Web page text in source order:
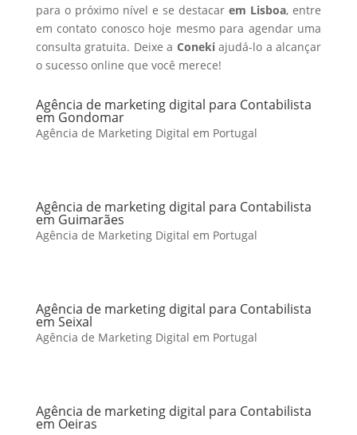
para o próximo nível e se destacarem Lisboa, entre
em contato conosco hoje mesmo para agendar uma
consulta gratuita. Deixe a Conekiajudá-lo a alcançar
o sucesso online que você merece!
Agência de marketing digital para Contabilista
em Gondomar
Agência de Marketing Digital em Portugal
Agência de marketing digital para Contabilista
em Guimarães
Agência de Marketing Digital em Portugal
Agência de marketing digital para Contabilista
em Seixal
Agência de Marketing Digital em Portugal
Agência de marketing digital para Contabilista
em Oeiras